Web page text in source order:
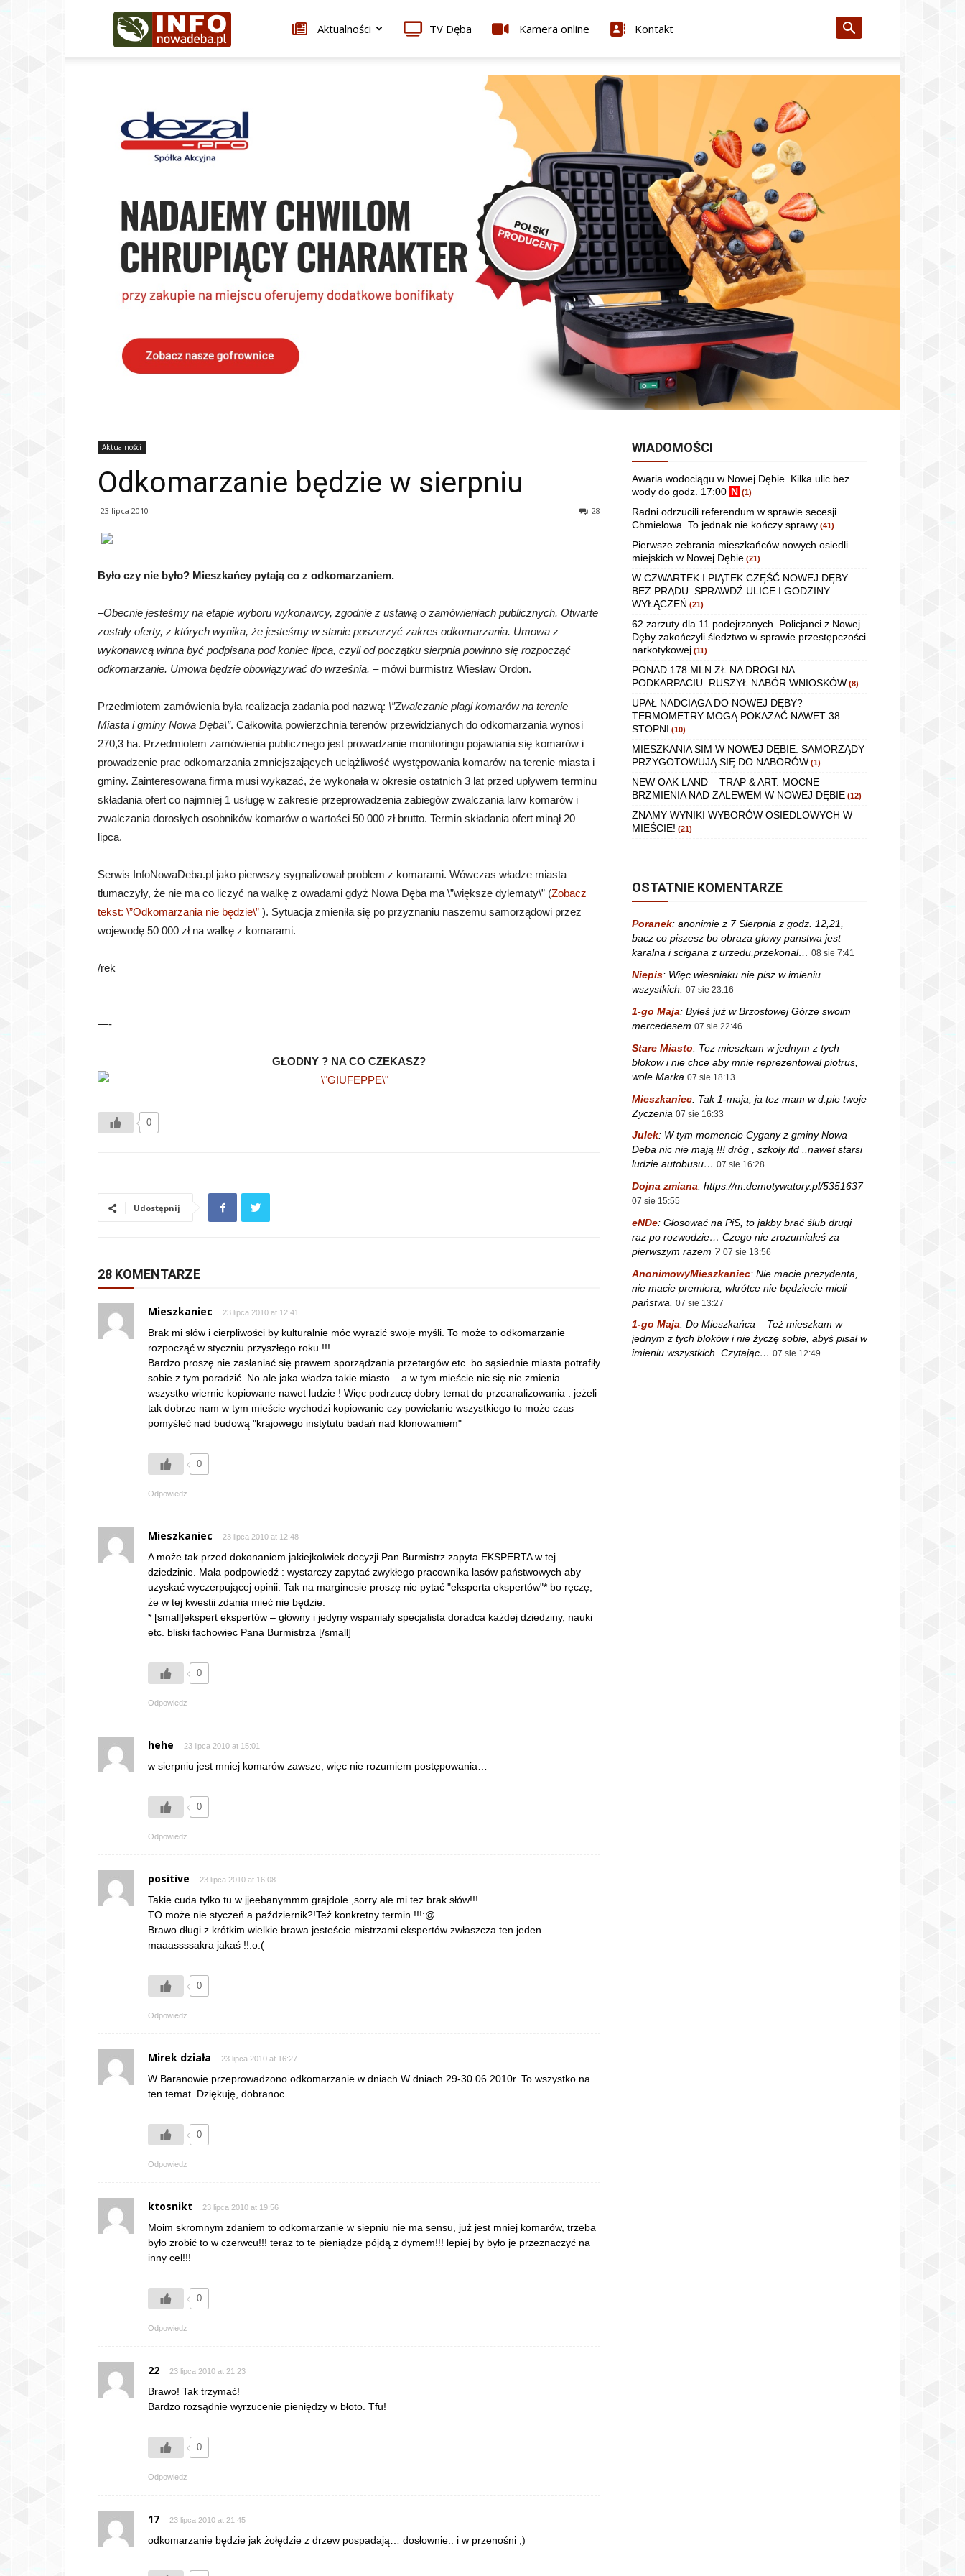
Infonowadeba.pl Aktualności TV Dęba Kamera online Kontakt
Aktualności
Odkomarzanie będzie w sierpniu
23 lipca 2010 28
Było czy nie było? Mieszkańcy pytają co z odkomarzaniem.
–Obecnie jesteśmy na etapie wyboru wykonawcy, zgodnie z ustawą o zamówieniach publicznych. Otwarte
zostały oferty, z których wynika, że jesteśmy w stanie poszerzyć zakres odkomarzania. Umowa z
wykonawcą winna być podpisana pod koniec lipca, czyli od początku sierpnia powinno się rozpocząć
odkomarzanie. Umowa będzie obowiązywać do września. – mówi burmistrz Wiesław Ordon.
Przedmiotem zamówienia była realizacja zadania pod nazwą: \”Zwalczanie plagi komarów na terenie
Miasta i gminy Nowa Dęba\”. Całkowita powierzchnia terenów przewidzianych do odkomarzania wynosi
270,3 ha. Przedmiotem zamówienia publicznego jest prowadzanie monitoringu pojawiania się komarów i
prowadzenie prac odkomarzania zmniejszających uciążliwość występowania komarów na terenie miasta i
gminy. Zainteresowana firma musi wykazać, że wykonała w okresie ostatnich 3 lat przed upływem terminu
składania ofert co najmniej 1 usługę w zakresie przeprowadzenia zabiegów zwalczania larw komarów i
zwalczania dorosłych osobników komarów o wartości 50 000 zł brutto. Termin składania ofert minął 20
lipca.
Serwis InfoNowaDeba.pl jako pierwszy sygnalizował problem z komarami. Wówczas władze miasta
tłumaczyły, że nie ma co liczyć na walkę z owadami gdyż Nowa Dęba ma \”większe dylematy\” (Zobacz
tekst: \”Odkomarzania nie będzie\” ). Sytuacja zmieniła się po przyznaniu naszemu samorządowi przez
wojewodę 50 000 zł na walkę z komarami.
/rek
——————————————————————————————————————————————
—-
GŁODNY ? NA CO CZEKASZ?
0
Udostępnij
28 KOMENTARZE
Mieszkaniec 23 lipca 2010 at 12:41
Brak mi słów i cierpliwości by kulturalnie móc wyrazić swoje myśli. To może to odkomarzanie
rozpocząć w styczniu przyszłego roku !!!
Bardzo proszę nie zasłaniać się prawem sporządzania przetargów etc. bo sąsiednie miasta potrafiły
sobie z tym poradzić. No ale jaka władza takie miasto – a w tym mieście nic się nie zmienia –
wszystko wiernie kopiowane nawet ludzie ! Więc podrzucę dobry temat do przeanalizowania : jeżeli
tak dobrze nam w tym mieście wychodzi kopiowanie czy powielanie wszystkiego to może czas
pomyśleć nad budową "krajowego instytutu badań nad klonowaniem"
0
Odpowiedz
Mieszkaniec 23 lipca 2010 at 12:48
A może tak przed dokonaniem jakiejkolwiek decyzji Pan Burmistrz zapyta EKSPERTA w tej
dziedzinie. Mała podpowiedź : wystarczy zapytać zwykłego pracownika lasów państwowych aby
uzyskać wyczerpującej opinii. Tak na marginesie proszę nie pytać "eksperta ekspertów"* bo ręczę,
że w tej kwestii zdania mieć nie będzie.
* [small]ekspert ekspertów – główny i jedyny wspaniały specjalista doradca każdej dziedziny, nauki
etc. bliski fachowiec Pana Burmistrza [/small]
0
Odpowiedz
hehe 23 lipca 2010 at 15:01
w sierpniu jest mniej komarów zawsze, więc nie rozumiem postępowania…
0
Odpowiedz
positive 23 lipca 2010 at 16:08
Takie cuda tylko tu w jjeebanymmm grajdole ,sorry ale mi tez brak słów!!!
TO może nie styczeń a październik?!Też konkretny termin !!!:@
Brawo długi z krótkim wielkie brawa jesteście mistrzami ekspertów zwłaszcza ten jeden
maaassssakra jakaś !!:o:(
0
Odpowiedz
Mirek działa 23 lipca 2010 at 16:27
W Baranowie przeprowadzono odkomarzanie w dniach W dniach 29-30.06.2010r. To wszystko na
ten temat. Dziękuję, dobranoc.
0
Odpowiedz
ktosnikt 23 lipca 2010 at 19:56
Moim skromnym zdaniem to odkomarzanie w siepniu nie ma sensu, już jest mniej komarów, trzeba
było zrobić to w czerwcu!!! teraz to te pieniądze pójdą z dymem!!! lepiej by było je przeznaczyć na
inny cel!!!
0
Odpowiedz
22 23 lipca 2010 at 21:23
Brawo! Tak trzymać!
Bardzo rozsądnie wyrzucenie pieniędzy w błoto. Tfu!
0
Odpowiedz
17 23 lipca 2010 at 21:45
odkomarzanie będzie jak żołędzie z drzew pospadają… dosłownie.. i w przenośni ;)
WIADOMOŚCI
Awaria wodociągu w Nowej Dębie. Kilka ulic bez
wody do godz. 17:00 N (1)
Radni odrzucili referendum w sprawie secesji
Chmielowa. To jednak nie kończy sprawy (41)
Pierwsze zebrania mieszkańców nowych osiedli
miejskich w Nowej Dębie (21)
W CZWARTEK I PIĄTEK CZĘŚĆ NOWEJ DĘBY
BEZ PRĄDU. SPRAWDŹ ULICE I GODZINY
WYŁĄCZEŃ (21)
62 zarzuty dla 11 podejrzanych. Policjanci z Nowej
Dęby zakończyli śledztwo w sprawie przestępczości
narkotykowej (11)
PONAD 178 MLN ZŁ NA DROGI NA
PODKARPACIU. RUSZYŁ NABÓR WNIOSKÓW (8)
UPAŁ NADCIĄGA DO NOWEJ DĘBY?
TERMOMETRY MOGĄ POKAZAĆ NAWET 38
STOPNI (10)
MIESZKANIA SIM W NOWEJ DĘBIE. SAMORZĄDY
PRZYGOTOWUJĄ SIĘ DO NABORÓW (1)
NEW OAK LAND – TRAP & ART. MOCNE
BRZMIENIA NAD ZALEWEM W NOWEJ DĘBIE (12)
ZNAMY WYNIKI WYBORÓW OSIEDLOWYCH W
MIEŚCIE! (21)
OSTATNIE KOMENTARZE
Poranek: anonimie z 7 Sierpnia z godz. 12,21,
bacz co piszesz bo obraza glowy panstwa jest
karalna i scigana z urzedu,przekonal… 08 sie 7:41
Niepis: Więc wiesniaku nie pisz w imieniu
wszystkich.
07 sie 23:16
1-go Maja: Byłeś już w Brzostowej Górze swoim
mercedesem 07 sie 22:46
Stare Miasto: Tez mieszkam w jednym z tych
blokow i nie chce aby mnie reprezentowal piotrus,
wole Marka 07 sie 18:13
Mieszkaniec: Tak 1-maja, ja tez mam w d.pie twoje
Zyczenia 07 sie 16:33
Julek: W tym momencie Cygany z gminy Nowa
Deba nic nie mają !!! dróg , szkoły itd ..nawet starsi
ludzie autobusu… 07 sie 16:28
Dojna zmiana: https://m.demotywatory.pl/5351637
07 sie 15:55
eNDe: Głosować na PiS, to jakby brać ślub drugi
raz po rozwodzie… Czego nie zrozumiałeś za
pierwszym razem ? 07 sie 13:56
AnonimowyMieszkaniec: Nie macie prezydenta,
nie macie premiera, wkrótce nie będziecie mieli
państwa.
07 sie 13:27
1-go Maja: Do Mieszkańca – Też mieszkam w
jednym z tych bloków i nie życzę sobie, abyś pisał w
imieniu wszystkich. Czytając… 07 sie 12:49